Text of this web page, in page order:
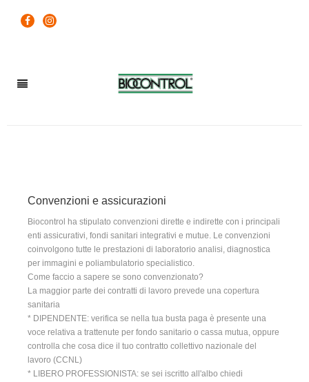
Convenzioni e assicurazioni
Biocontrol ha stipulato convenzioni dirette e indirette con i principali
enti assicurativi, fondi sanitari integrativi e mutue. Le convenzioni
coinvolgono tutte le prestazioni di laboratorio analisi, diagnostica
per immagini e poliambulatorio specialistico.
Come faccio a sapere se sono convenzionato?
La maggior parte dei contratti di lavoro prevede una copertura
sanitaria
* DIPENDENTE: verifica se nella tua busta paga è presente una
voce relativa a trattenute per fondo sanitario o cassa mutua, oppure
controlla che cosa dice il tuo contratto collettivo nazionale del
lavoro (CCNL)
* LIBERO PROFESSIONISTA: se sei iscritto all'albo chiedi